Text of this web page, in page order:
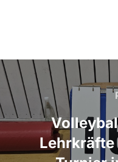
Lehrkräfte